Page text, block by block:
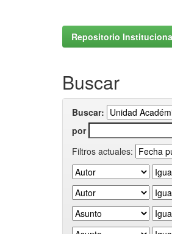
Repositorio
Buscar
Buscar:
por
Filtros actuales: